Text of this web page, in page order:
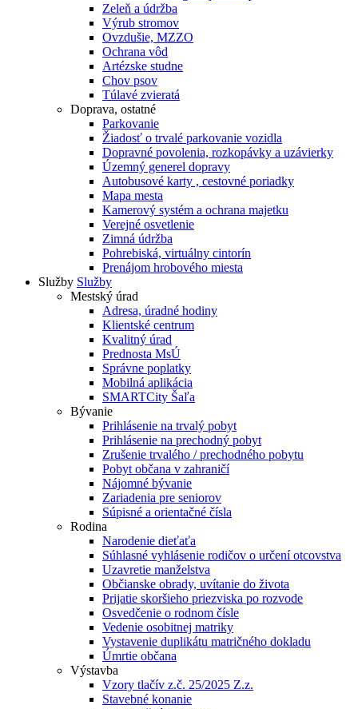
Zeleň a údržba
Výrub stromov
Ovzdušie, MZZO
Ochrana vôd
Artézske studne
Chov psov
Túlavé zvieratá
Doprava, ostatné
Parkovanie
Žiadosť o trvalé parkovanie vozidla
Dopravné povolenia, rozkopávky a uzávierky
Územný generel dopravy
Autobusové karty , cestovné poriadky
Mapa mesta
Kamerový systém a ochrana majetku
Verejné osvetlenie
Zimná údržba
Pohrebiská, virtuálny cintorín
Prenájom hrobového miesta
Služby Služby
Mestský úrad
Adresa, úradné hodiny
Klientské centrum
Kvalitný úrad
Prednosta MsÚ
Správne poplatky
Mobilná aplikácia
SMARTCity Šaľa
Bývanie
Prihlásenie na trvalý pobyt
Prihlásenie na prechodný pobyt
Zrušenie trvalého / prechodného pobytu
Pobyt občana v zahraničí
Nájomné bývanie
Zariadenia pre seniorov
Súpisné a orientačné čísla
Rodina
Narodenie dieťaťa
Súhlasné vyhlásenie rodičov o určení otcovstva
Uzavretie manželstva
Občianske obrady, uvítanie do života
Prijatie skoršieho priezviska po rozvode
Osvedčenie o rodnom čísle
Vedenie osobitnej matriky
Vystavenie duplikátu matričného dokladu
Úmrtie občana
Výstavba
Vzory tlačív z.č. 25/2025 Z.z.
Stavebné konanie